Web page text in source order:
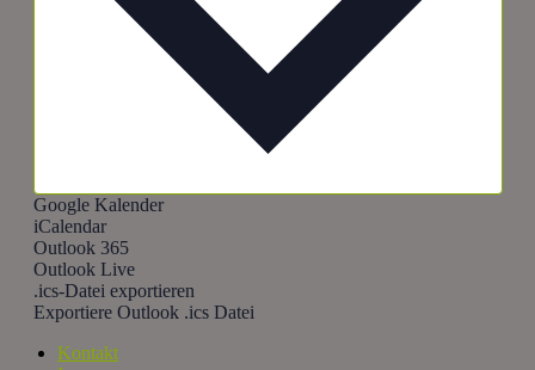
Google Kalender
iCalendar
Outlook 365
Outlook Live
.ics-Datei exportieren
Exportiere Outlook .ics Datei
Kontakt